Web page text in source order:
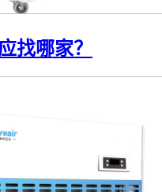
找哪家？